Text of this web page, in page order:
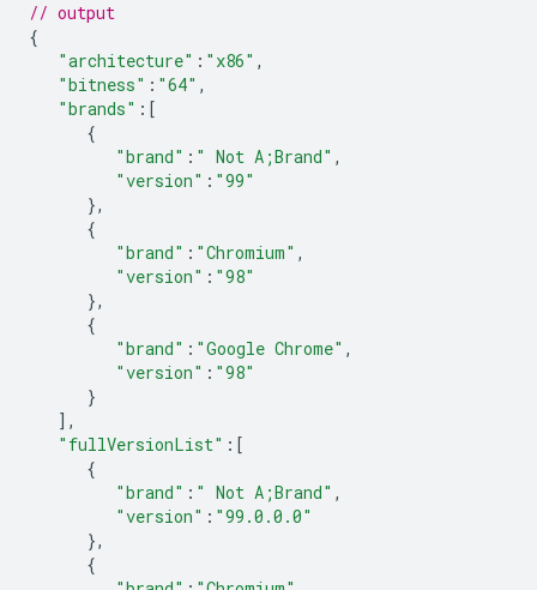
// output
{
"architecture" : "x86" ,
"bitness" : "64" ,
"brands" : [
{
"brand" : " Not A;Brand" ,
"version" : "99"
},
{
"brand" : "Chromium" ,
"version" : "98"
},
{
"brand" : "Google Chrome" ,
"version" : "98"
}
],
"fullVersionList" : [
{
"brand" : " Not A;Brand" ,
"version" : "99.0.0.0"
},
{